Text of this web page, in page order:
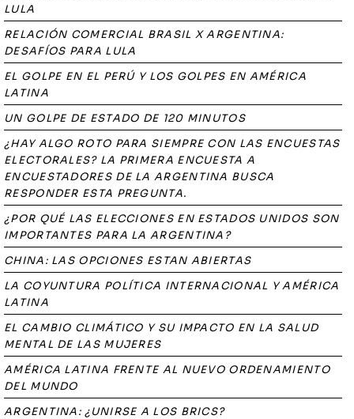
LULA
RELACIÓN COMERCIAL BRASIL X ARGENTINA:
DESAFÍOS PARA LULA
EL GOLPE EN EL PERÚ Y LOS GOLPES EN AMÉRICA
LATINA
UN GOLPE DE ESTADO DE 120 MINUTOS
¿HAY ALGO ROTO PARA SIEMPRE CON LAS ENCUESTAS
ELECTORALES? LA PRIMERA ENCUESTA A
ENCUESTADORES DE LA ARGENTINA BUSCA
RESPONDER ESTA PREGUNTA.
¿POR QUÉ LAS ELECCIONES EN ESTADOS UNIDOS SON
IMPORTANTES PARA LA ARGENTINA?
CHINA: LAS OPCIONES ESTAN ABIERTAS
LA COYUNTURA POLÍTICA INTERNACIONAL Y AMÉRICA
LATINA
EL CAMBIO CLIMÁTICO Y SU IMPACTO EN LA SALUD
MENTAL DE LAS MUJERES
AMÉRICA LATINA FRENTE AL NUEVO ORDENAMIENTO
DEL MUNDO
ARGENTINA: ¿UNIRSE A LOS BRICS?